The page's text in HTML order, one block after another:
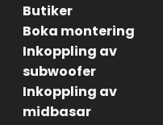
Butiker
Boka montering
Inkoppling av
subwoofer
Inkoppling av
midbasar